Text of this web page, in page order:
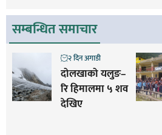
सम्बन्धित समाचार
दोलखाको यलुङ–
रि हिमालमा ५ शव
देखिए
२ दिन अगाडी